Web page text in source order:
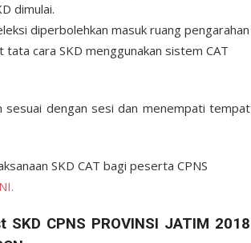
dimulai.
diperbolehkan masuk ruang pengarahan
cara SKD menggunakan sistem CAT
sesuai dengan sesi dan menempati tempat
SKD CAT bagi peserta CPNS
CPNS PROVINSI JATIM 2018